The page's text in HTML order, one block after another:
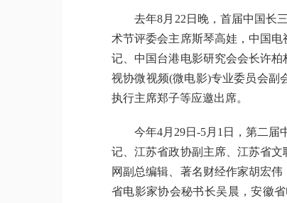
去年8月22日晚，首届中国长三
术节评委会主席斯琴高娃，中国
记、中国台港电影研究会会长许
视协微视频(微电影)专业委员会副
执行主席郑子等应邀出席。
今年4月29日-5月1日，第二届中
记、江苏省政协副主席、江苏省
网副总编辑、著名财经作家胡宏
省电影家协会秘书长吴晨，安徽